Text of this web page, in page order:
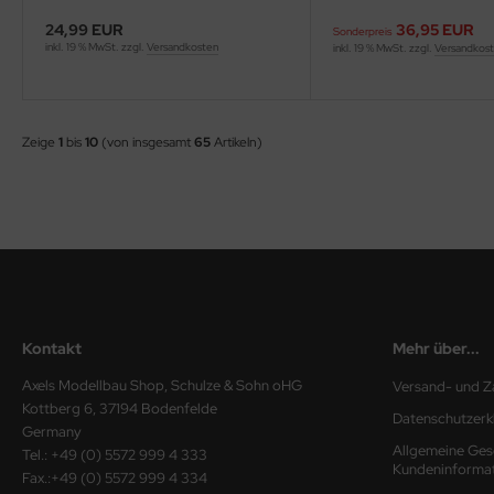
24,99 EUR
inkl. 19 % MwSt. zzgl. Versandkosten
Sonderpreis 36,95 EUR
inkl. 19 % MwSt. zzgl.
Zeige 1 bis10 (von insgesamt65Artikeln)
Kontakt
Axels Modellbau Shop, Schulze & Sohn oHG
Kottberg 6, 37194 Bodenfelde
Germany
Tel.: +49 (0) 5572 999 4 333
Fax.:+49 (0) 5572 999 4 334
Mehr über...
Versand- und
Allgemeine
Models
Models